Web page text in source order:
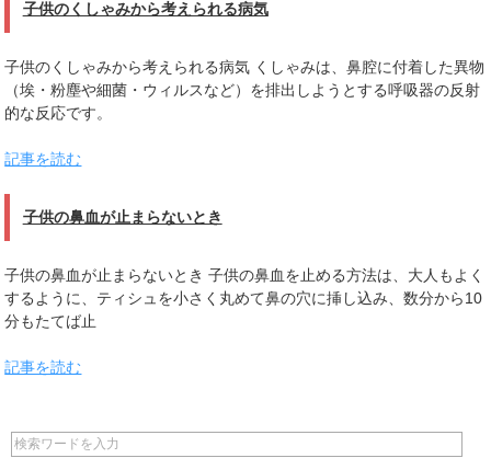
子供のくしゃみから考えられる病気
子供のくしゃみから考えられる病気 くしゃみは、鼻腔に付着した異物
（埃・粉塵や細菌・ウィルスなど）を排出しようとする呼吸器の反射
的な反応です。
記事を読む
子供の鼻血が止まらないとき
子供の鼻血が止まらないとき 子供の鼻血を止める方法は、大人もよく
するように、ティシュを小さく丸めて鼻の穴に挿し込み、数分から10
分もたてば止
記事を読む